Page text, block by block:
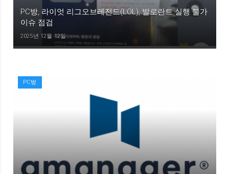
PC방, 라이엇 리그오브레전드(LOL), 발로란트 실행 불가
이슈 점검
2025년 12월 12일
PC방